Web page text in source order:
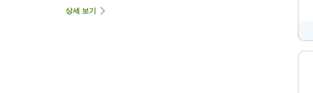
상세 보기